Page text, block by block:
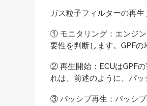
ガス粒子フィルターの再
① モニタリング：エンジ
要性を判断します。GPFの
② 再生開始：ECUはGPF
れは、前述のように、パッ
③ パッシブ再生：パッシ